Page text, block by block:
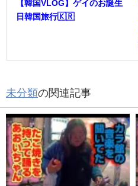
【韓国VLOG】ゲイのお誕生
日韓国旅行🇰🇷
未分類の関連記事